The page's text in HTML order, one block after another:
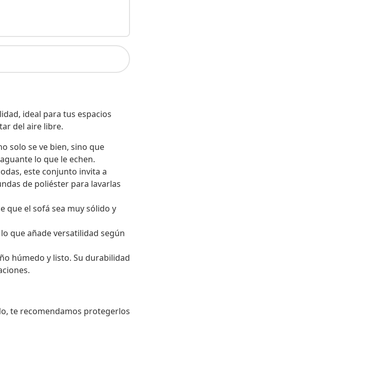
ideal para tus espacios
del aire libre.
solo se ve bien, sino que
lo que le echen.
este conjunto invita a
de poliéster para lavarlas
que el sofá sea muy sólido y
que añade versatilidad según
húmedo y listo. Su durabilidad
te recomendamos protegerlos